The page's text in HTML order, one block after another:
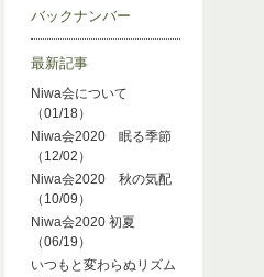
バックナンバー
最新記事
Niwa会について
（01/18）
Niwa会2020 眠る季節
（12/02）
Niwa会2020 秋の気配
（10/09）
Niwa会2020 初夏
（06/19）
いつもと変わらぬリズム